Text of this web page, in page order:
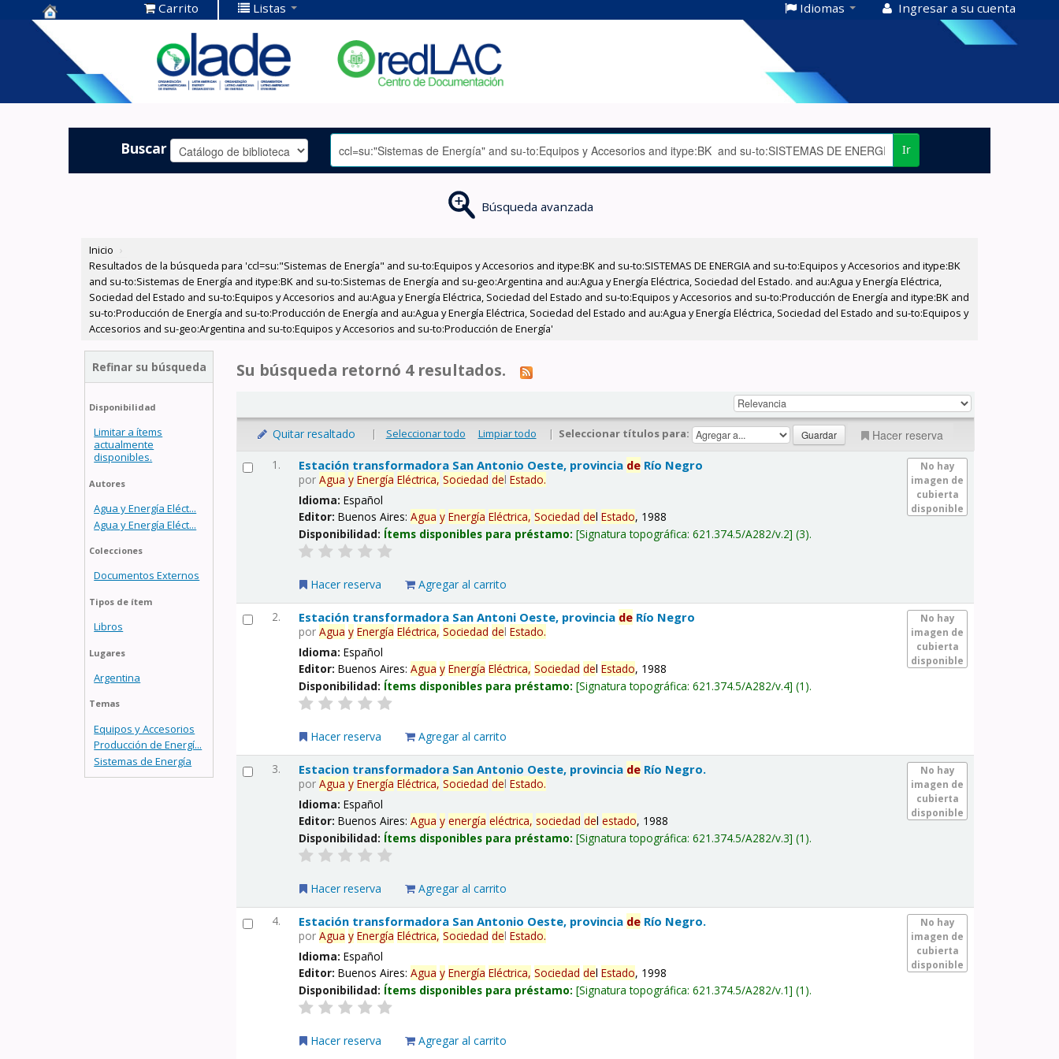
Centro de
Documentación
OLADE -
Carrito Listas Idiomas Ingresar a su cuenta
Buscar Ir
Búsqueda avanzada
Inicio ›
Resultados de la búsqueda para 'ccl=su:"Sistemas de Energía" and su-to:Equipos y Accesorios and itype:BK and su-to:SISTEMAS DE ENERGIA and su-to:Equipos y Accesorios and itype:BK
and su-to:Sistemas de Energía and itype:BK and su-to:Sistemas de Energía and su-geo:Argentina and au:Agua y Energía Eléctrica, Sociedad del Estado. and au:Agua y Energía Eléctrica,
Sociedad del Estado and su-to:Equipos y Accesorios and au:Agua y Energía Eléctrica, Sociedad del Estado and su-to:Equipos y Accesorios and su-to:Producción de Energía and itype:BK and
su-to:Producción de Energía and su-to:Producción de Energía and au:Agua y Energía Eléctrica, Sociedad del Estado and au:Agua y Energía Eléctrica, Sociedad del Estado and su-to:Equipos y
Accesorios and su-geo:Argentina and su-to:Equipos y Accesorios and su-to:Producción de Energía'
Refinar su búsqueda
Disponibilidad
Limitar a ítems
actualmente
disponibles.
Autores
Agua y Energía Eléct...
Agua y Energía Eléct...
Colecciones
Documentos Externos
Tipos de ítem
Libros
Lugares
Argentina
Temas
Equipos y Accesorios
Producción de Energí...
Sistemas de Energía
Su búsqueda retornó 4 resultados.
Quitar resaltado | Seleccionar todo Limpiar todo | Seleccionar títulos para: Hacer reserva
1.
No hay
imagen de
cubierta
disponible
Estación transformadora San Antonio Oeste, provincia de Río Negro
porAgua y Energía Eléctrica, Sociedad delEstado.
Idioma:Español
Editor:Buenos Aires:Agua y Energía Eléctrica, Sociedad delEstado, 1988
Disponibilidad: Ítems disponibles para préstamo: Signatura topográfica:621.374.5/A282/v.2 (3).
Hacer reserva Agregar al carrito
2.
No hay
imagen de
cubierta
disponible
Estación transformadora San Antoni Oeste, provincia de Río Negro
porAgua y Energía Eléctrica, Sociedad delEstado.
Idioma:Español
Editor:Buenos Aires:Agua y Energía Eléctrica, Sociedad delEstado, 1988
Disponibilidad: Ítems disponibles para préstamo: Signatura topográfica:621.374.5/A282/v.4 (1).
Hacer reserva Agregar al carrito
3.
No hay
imagen de
cubierta
disponible
Estacion transformadora San Antonio Oeste, provincia de Río Negro.
porAgua y Energía Eléctrica, Sociedad delEstado.
Idioma:Español
Editor:Buenos Aires:Agua y energía eléctrica, sociedad delestado, 1988
Disponibilidad: Ítems disponibles para préstamo: Signatura topográfica:621.374.5/A282/v.3 (1).
Hacer reserva Agregar al carrito
4.
No hay
imagen de
cubierta
disponible
Estación transformadora San Antonio Oeste, provincia de Río Negro.
porAgua y Energía Eléctrica, Sociedad delEstado.
Idioma:Español
Editor:Buenos Aires:Agua y Energía Eléctrica, Sociedad delEstado, 1998
Disponibilidad: Ítems disponibles para préstamo: Signatura topográfica:621.374.5/A282/v.1 (1).
Hacer reserva Agregar al carrito